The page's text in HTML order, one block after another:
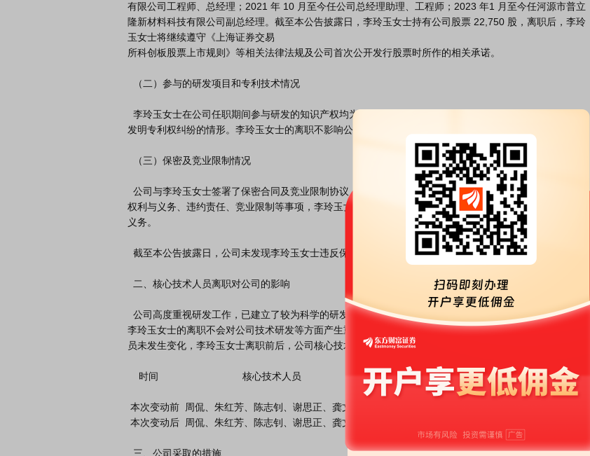
有限公司工程师、总经理；2021 年 10 月至今任公司总经理助理、工程师；2023 年1 月至今任河源市普立
隆新材料科技有限公司副总经理。截至本公告披露日，李玲玉女士持有公司股票 22,750 股，离职后，李玲
玉女士将继续遵守《上海证券交易
所科创板股票上市规则》等相关法律法规及公司首次公开发行股票时所作的相关承诺。
发明专利权纠纷的情形。李玲玉女士的离职不影响公司专利等知识产权的完整性。
权利与义务、违约责任、竞业限制等事项，李玲玉女士对其知悉的公司的技术秘密和其他商业秘密负有保密
义务。
李玲玉女士的离职不会对公司技术研发等方面产生重大不利影响。截至本公告披露日，公司其他核心技术人
员未发生变化，李玲玉女士离职前后，公司核心技术人员具体情况如下：